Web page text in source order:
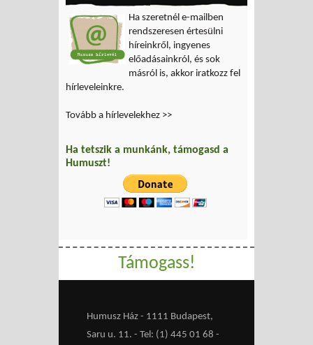
Ha szeretnél e-mailben
rendszeresen értesülni
híreinkről, ingyenes
előadásainkról, és sok
másról is, akkor iratkozz fel
hírleveleinkre.
Tovább a hírlevelekhez >>
Ha tetszik a munkánk, támogasd a
Humuszt!
Támogass!
Humusz Ház - 1111 Budapest,
Saru u. 11. - Tel: (1) 445 01 68 -